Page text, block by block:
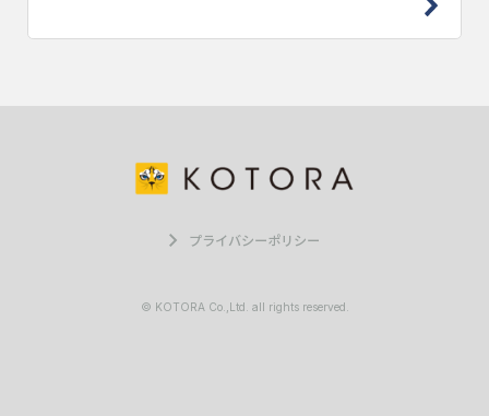
プライバシーポリシー
© KOTORA Co.,Ltd. all rights reserved.